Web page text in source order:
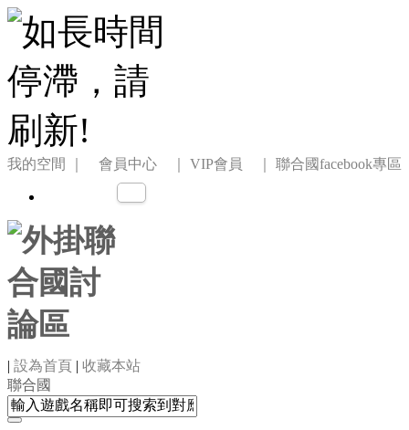
我的空間 ｜ 會員中心 ｜ VIP會員 ｜ 聯合國facebook專區
| 設為首頁 | 收藏本站
聯合國